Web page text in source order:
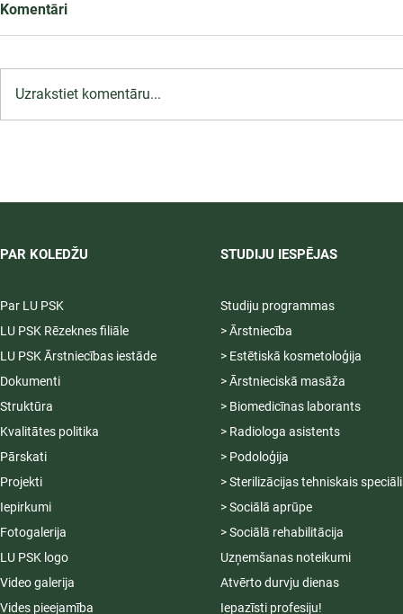
Komentāri
Uzrakstiet komentāru...
PAR KOLEDŽU
Par LU PSK
LU PSK Rēzeknes filiāle
LU PSK Ārstniecības iestāde
Dokumenti
Struktūra
Kvalitātes politika
Pārskati
Projekti
Iepirkumi
Fotogalerija
LU PSK logo
Video galerija
Vides pieejamība
STUDIJU IESPĒJAS
Studiju programmas
> Ārstniecība
> Estētiskā kosmetoloģija
> Ārstnieciskā masāža
> Biomedicīnas laborants
> Radiologa asistents
> Podoloģija
> Sterilizācijas tehniskais
> Sociālā aprūpe
> Sociālā rehabilitācija
Uzņemšanas noteikumi
Atvērto durvju dienas
Iepazīsti profesiju!